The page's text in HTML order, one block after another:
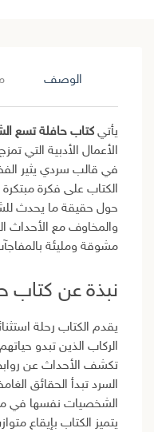
الوصف
يأتي كتاب حافلة تسع
الأعمال الأدبية التي
في قالب سردي يثير
الكتاب على فكرة
حول حقيقة ما يحدث
والمخاوف مع الأحداث
مشوقة ومليئة
نبذة عن كتاب
يقدم الكتاب رحلة
الركاب الذين تبدو
تكشف الأحداث عن
السرد تبدأ الحقائق
الشخصيات نفسها في
يتميز الكتاب بإيقاع